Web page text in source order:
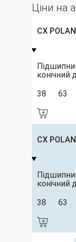
Ціни на
CX
38
63
CX
38
63